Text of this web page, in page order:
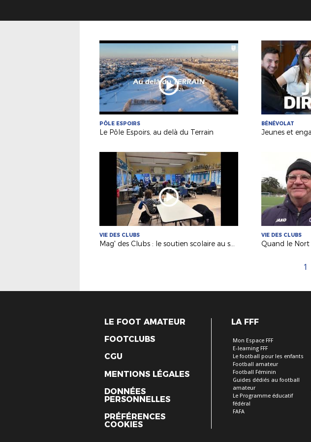
PÔLE ESPOIRS
Le Pôle Espoirs, au delà du Terrain
BÉNÉVOLAT
VIE DES CLUBS
Mag' des Clubs : le soutien scolaire au sein de l'AS Saint-Hilaire Vihiers Saint-Paul
VIE DES CLUBS
1
LE FOOT AMATEUR
FOOTCLUBS
CGU
MENTIONS LÉGALES
DONNÉES
PERSONNELLES
PRÉFÉRENCES
COOKIES
LA FFF
Mon Espace FFF
E-learning FFF
Le football pour les enfants
Football amateur
Football Féminin
Guides dédiés au football
amateur
Le Programme éducatif
fédéral
FAFA